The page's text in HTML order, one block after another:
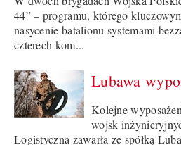
44” – programu, którego
nasycenie batalionu systemami
czterech kom...
Lubawa
Kolejne
wojsk
Logistyczna zawarła ze spółką